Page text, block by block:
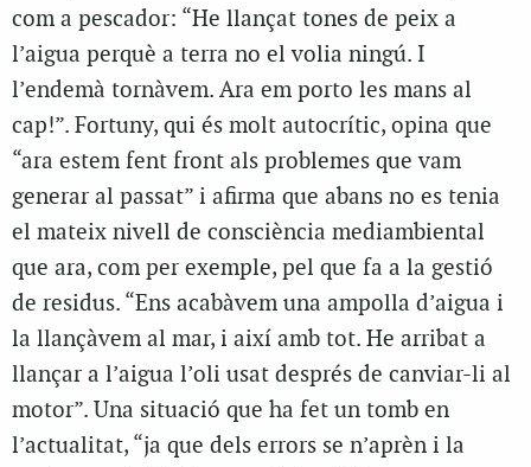
com a pescador: “He llançat tones de peix a
l’aigua perquè a terra no el volia ningú. I
l’endemà tornàvem. Ara em porto les mans al
cap!”. Fortuny, qui és molt autocrític, opina que
“ara estem fent front als problemes que vam
generar al passat” i afirma que abans no es tenia
el mateix nivell de consciència mediambiental
que ara, com per exemple, pel que fa a la gestió
de residus. “Ens acabàvem una ampolla d’aigua i
la llançàvem al mar, i així amb tot. He arribat a
llançar a l’aigua l’oli usat després de canviar-li al
motor”. Una situació que ha fet un tomb en
l’actualitat, “ja que dels errors se n’aprèn i la